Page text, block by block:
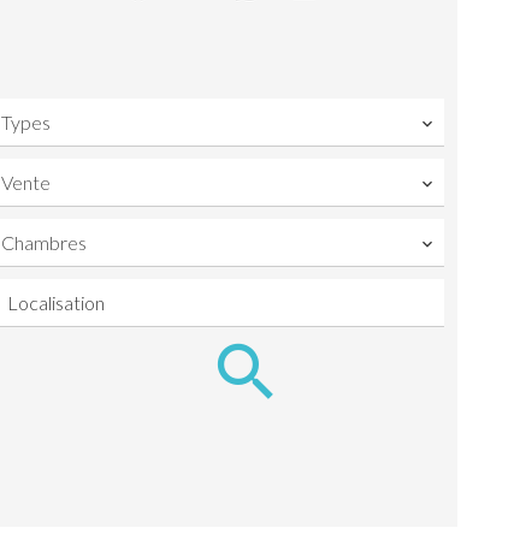
Types
Vente
Chambres
Localisation